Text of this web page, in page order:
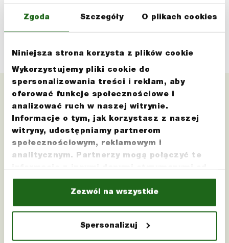
Zgoda Szczegóły O plikach cookies
Niniejsza strona korzysta z plików cookie
Wykorzystujemy pliki cookie do
spersonalizowania treści i reklam, aby
oferować funkcje społecznościowe i
analizować ruch w naszej witrynie.
Informacje o tym, jak korzystasz z naszej
witryny, udostępniamy partnerom
społecznościowym, reklamowym i
analitycznym. Partnerzy mogą połączyć te
Ciebie lub uzyskanymi podczas korzystania z
Zezwól na wszystkie
Spersonalizuj
klimat
KUP BILET
Muzyczna zabawa
Kup Bilet
Przed zakupem dokonaj rezerwacji stolika w
lokalu!